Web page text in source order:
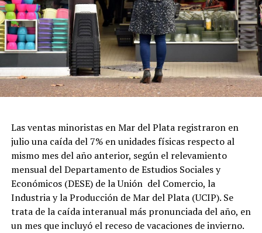
Las ventas minoristas en Mar del Plata registraron en
julio una caída del 7% en unidades físicas respecto al
mismo mes del año anterior, según el relevamiento
mensual del Departamento de Estudios Sociales y
Económicos (DESE) de la Unión del Comercio, la
Industria y la Producción de Mar del Plata (UCIP). Se
trata de la caída interanual más pronunciada del año, en
un mes que incluyó el receso de vacaciones de invierno.